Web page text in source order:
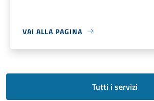
VAI ALLA PAGINA
Tutti i servizi